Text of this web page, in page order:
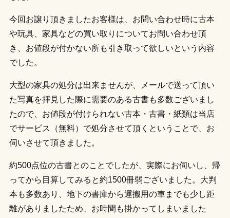
今回お譲り頂きましたお客様は、お問い合わせ時に古本
や玩具、家具などの買い取りについてお問い合わせ頂
き、お値段が付かない所も引き取って欲しいという内容
でした。
大型の家具の処分は出来ませんが、メールで送って頂い
た写真を拝見した際に需要のある古書も多数ございまし
たので、お値段が付けられない古本・古書・紙類は当店
でサービス（無料）で処分させて頂くということで、お
伺いさせて頂きました。
約500点位の古書とのことでしたが、実際にお伺いし、帰
ってから目算してみると約1500冊弱ございました。大判
本も多数あり、地下の書庫から運搬用の車までも少し距
離がありましたため、お時間も掛かってしまいました